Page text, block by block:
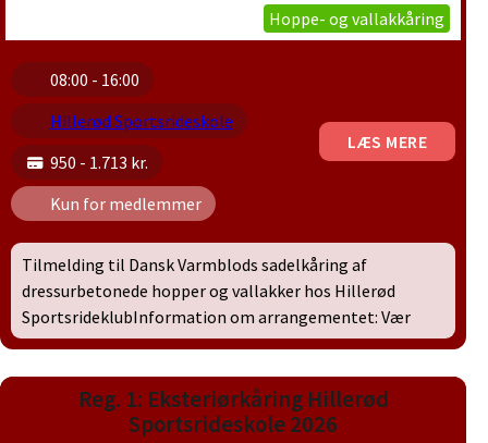
Hoppe- og vallakkåring
08:00 - 16:00
Hillerød Sportsrideskole
950 - 1.713 kr.
Kun for medlemmer
LÆS MERE
Tilmelding til Dansk Varmblods sadelkåring af
dressurbetonede hopper og vallakker hos Hillerød
SportsrideklubInformation om arrangementet: Vær
Reg. 1: Eksteriørkåring Hillerød
Sportsrideskole 2026